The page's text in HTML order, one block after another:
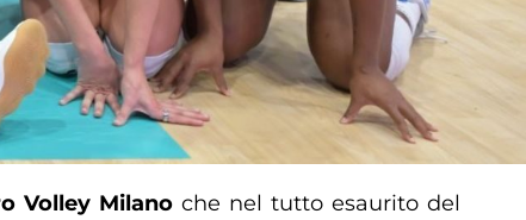
Volley Milano che nel tutto esaurito del